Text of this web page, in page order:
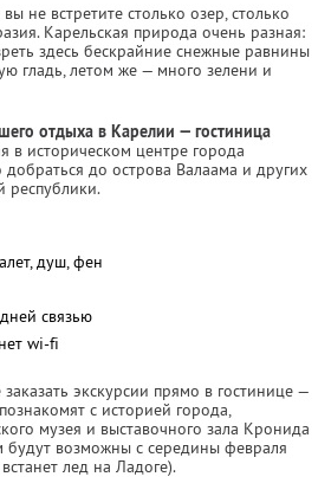
не встретите столько озер, столько
Карельская природа очень разная:
здесь бескрайние снежные равнины
гладь, летом же — много зелени и
отдыха в Карелии — гостиница
в историческом центре города
добраться до острова Валаама и других
республики.
душ, фен
связью
wi-fi
экскурсии прямо в гостинице —
с историей города,
музея и выставочного зала Кронида
будут возможны с середины февраля
лед на Ладоге).